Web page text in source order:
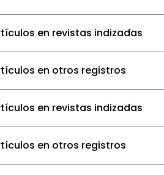
(biblioteca, revistas, etc.)
en revistas indizadas
en otros registros
en revistas indizadas
en otros registros